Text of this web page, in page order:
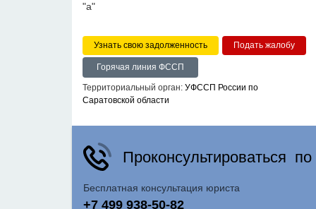
"а"
Узнать свою задолженность
Горячая линия ФССП
Территориальный орган: УФССП России по
Саратовской области